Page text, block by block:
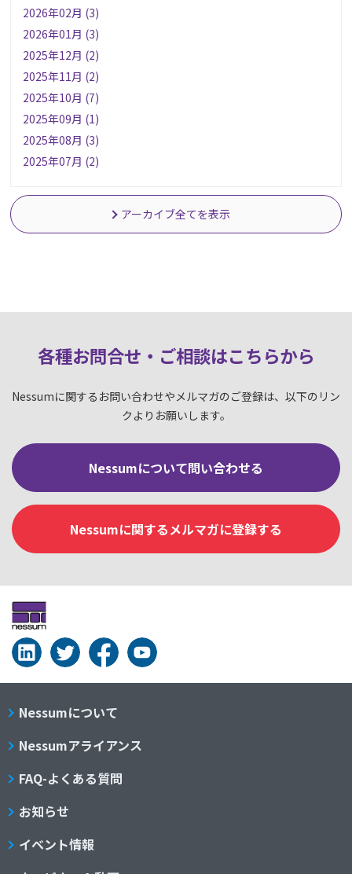
2026年02月 (3)
2026年01月 (3)
2025年12月 (2)
2025年11月 (2)
2025年10月 (7)
2025年09月 (1)
2025年08月 (3)
2025年07月 (2)
アーカイブ全てを表示
各種お問合せ・ご相談はこちらから
Nessumに関するお問い合わせやメルマガのご登録は、以下のリン
クよりお願いします。
Nessumについて問い合わせる
Nessumに関するメルマガに登録する
Nessumについて
Nessumアライアンス
FAQ-よくある質問
お知らせ
イベント情報